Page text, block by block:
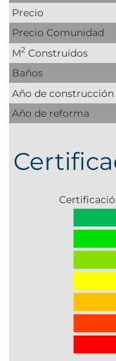
Precio
Precio Comunidad
M2 Construídos
Baños
Año de construcción
Año de reforma